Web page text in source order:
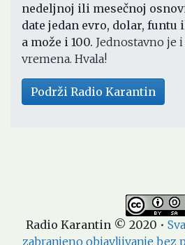
nedeljnoj ili mesečnoj
date jedan evro, dolar, funtu
a može i 100. Jednostavno je
vremena. Hvala!
Podrži Radio Karantin
Radio Karantin © 2020 •
zabranjeno objavljivanje bez